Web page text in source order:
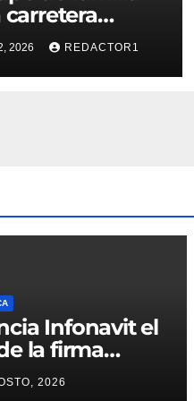
carretera
– Poza Rica
críticas por
de
2026 REDACTOR1
Infonavit el
la firma
2026